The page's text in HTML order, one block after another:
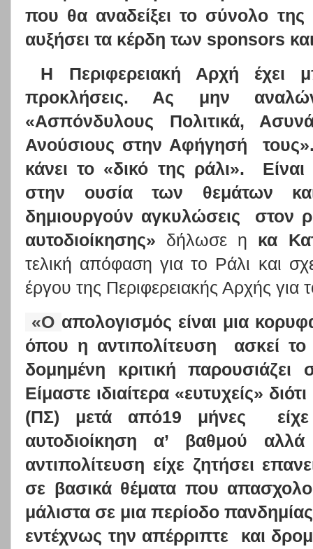
που θα αναδείξει το σύνολο της
αυξήσει τα κέρδη των sponsors
Η Περιφερειακή Αρχή έχει
προκλήσεις. Ας μην
«Ασπόνδυλους Πολιτικά,
Ανούσιους στην Αφήγησή
κάνει το «δικό της ράλι».
στην ουσία των θεμάτων
δημιουργούν αγκυλώσεις
στον
αυτοδιοίκησης» δήλωσε η κα
τελική απόφαση για το Ράλι και
έργου της Περιφερειακής Αρχής
«Ο απολογισμός είναι μια
όπου η αντιπολίτευση
ασκεί
δομημένη κριτική παρουσιάζει
Είμαστε ιδιαίτερα «ευτυχείς»
(ΠΣ) μετά από19 μήνες
αυτοδιοίκηση α’ βαθμού
αντιπολίτευση είχε ζητήσει
σε βασικά θέματα που
μάλιστα σε μια περίοδο
εντέχνως την απέρριπτε
και